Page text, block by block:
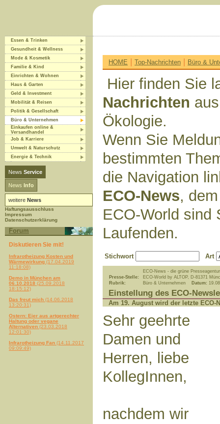
Essen & Trinken
Gesundheit & Wellness
Mode & Kosmetik
Familie & Kind
Einrichten & Wohnen
Haus & Garten
Geld & Investment
Mobilität & Reisen
Politik & Gesellschaft
Büro & Unternehmen
Einkaufen online &
Versandhandel
Job & Karriere
Umwelt & Naturschutz
Energie & Technik
News Service
News Info
weitere News
Haftungsausschluss
Impressum
Datenschutzerklärung
Forum
Diskutieren Sie mit!
Infrarotheizung Kosten und
Wärmewirkung (17.04.2019
11:18:08)
Demo in München am
06.10.2018 (25.09.2018
18:15:12)
Das freut mich (14.06.2018
13:20:31)
Ostern: Eier aus artgerechter
Haltung oder vegane
Alternativen (23.03.2018
12:01:30)
Infrarotheizung Fan (14.11.2017
09:09:49)
HOME | Top-Nachrichten | Büro &
Hier finden Sie
Nachrichten
Ökologie.
Wenn Sie
bestimmten
die Navigation
ECO-News,
ECO-World sind
Laufenden.
Stichwort Art
ECO-News - die grüne Presseagentur
Presse-Stelle:
ECO-World by ALTOP, D-81371
Rubrik:
Büro & Unternehmen Datum:
Einstellung des ECO-
Am 19. August wird der letzte
Sehr geehrte
Damen und
Herren, liebe
KollegInnen,
nachdem wir